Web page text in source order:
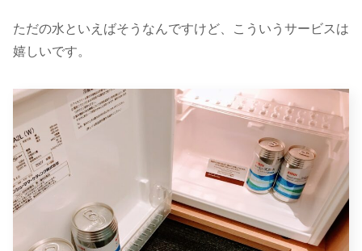
ただの水といえばそうなんですけど、こういうサービスは
嬉しいです。